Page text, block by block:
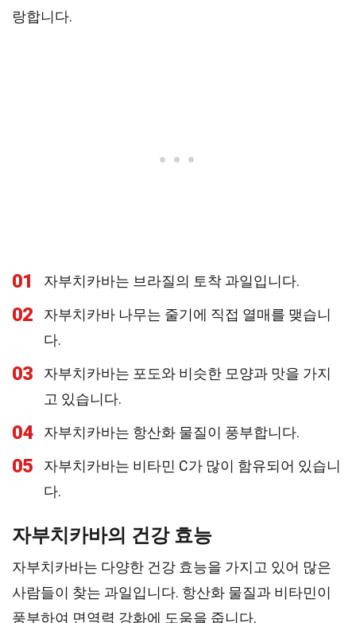
랑합니다.
01 자부치카바는 브라질의 토착 과일입니다.
02
자부치카바 나무는 줄기에 직접 열매를 맺습니
다.
03
자부치카바는 포도와 비슷한 모양과 맛을 가지
고 있습니다.
04 자부치카바는 항산화 물질이 풍부합니다.
05
자부치카바는 비타민 C가 많이 함유되어 있습니
다.
자부치카바의 건강 효능
자부치카바는 다양한 건강 효능을 가지고 있어 많은
사람들이 찾는 과일입니다. 항산화 물질과 비타민이
풍부하여 면역력 강화에 도움을 줍니다.